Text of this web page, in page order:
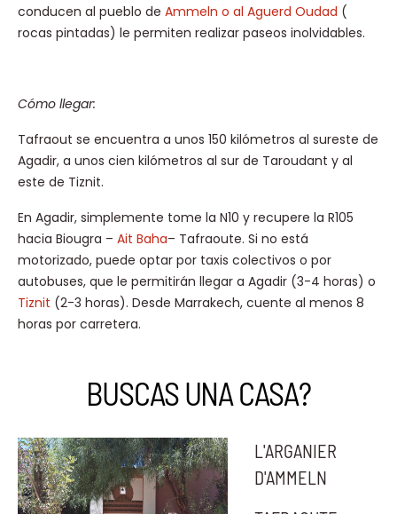
conducen al pueblo de Ammeln o al Aguerd Oudad (
rocas pintadas) le permiten realizar paseos inolvidables.
Cómo llegar:
Tafraout se encuentra a unos 150 kilómetros al sureste de
Agadir, a unos cien kilómetros al sur de Taroudant y al
este de Tiznit.
En Agadir, simplemente tome la N10 y recupere la R105
hacia Biougra – Ait Baha– Tafraoute. Si no está
motorizado, puede optar por taxis colectivos o por
autobuses, que le permitirán llegar a Agadir (3-4 horas) o
Tiznit (2-3 horas). Desde Marrakech, cuente al menos 8
horas por carretera.
BUSCAS UNA CASA?
L'ARGANIER
D'AMMELN